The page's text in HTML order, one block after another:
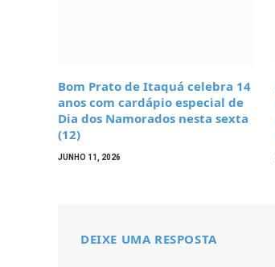
Bom Prato de Itaquá celebra 14
anos com cardápio especial de
Dia dos Namorados nesta sexta
(12)
JUNHO 11, 2026
DEIXE UMA RESPOSTA